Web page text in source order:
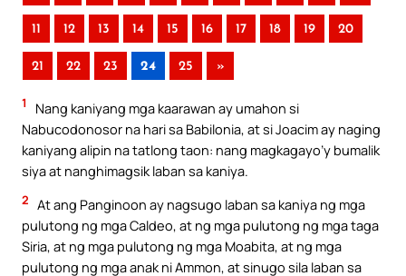
11 12 13 14 15 16 17 18 19 20
21 22 23 24 25 »
1
Nang kaniyang mga kaarawan ay umahon si
Nabucodonosor na hari sa Babilonia, at si Joacim ay naging
kaniyang alipin na tatlong taon: nang magkagayo’y bumalik
siya at nanghimagsik laban sa kaniya.
2 At ang Panginoon ay nagsugo laban sa kaniya ng mga
pulutong ng mga Caldeo, at ng mga pulutong ng mga taga
Siria, at ng mga pulutong ng mga Moabita, at ng mga
pulutong ng mga anak ni Ammon, at sinugo sila laban sa